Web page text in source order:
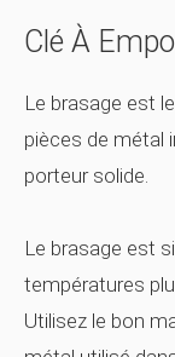
Clé À
Le brasage est
pièces de métal
porteur solide.
Le brasage est
températures
Utilisez le bon